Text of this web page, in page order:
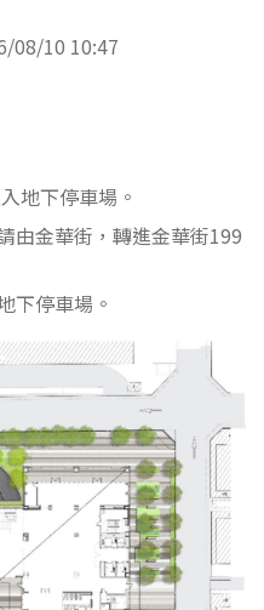
08/10 10:47
地下停車場。
由金華街，轉進金華街199
下停車場。